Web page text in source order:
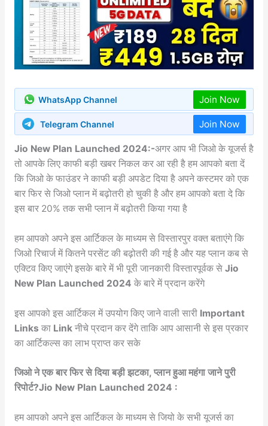
WhatsApp Channel Join Now
Telegram Channel Join Now
Jio New Plan Launched 2024:-अगर आप भी जिओ के यूजर्स है
तो आपके लिए काफी बड़ी खबर निकल कर आ रही है हम आपको बता दें
कि जिओ के फाउंडर ने काफी बड़ी अपडेट दिया है अपने कस्टमर को एक
बार फिर से जिओ प्लान में बढ़ोतरी हो चुकी है और हम आपको बता दे कि
इस बार 20% तक सभी प्लान में बढ़ोतरी किया गया है
हम आपको अपने इस आर्टिकल के माध्यम से विस्तारपुर वक्त बताएंगे कि
जिओ रिचार्ज में कितने परसेंट की बढ़ोतरी की गई है और यह प्लान कब से
एक्टिव किए जाएंगे इसके बारे में भी पूरी जानकारी विस्तारपूर्वक से Jio
New Plan Launched 2024 के बारे में प्रदान करेंगे
इस आपको इस आर्टिकल में उपयोग किए जाने वाली सारी Important
Links काLinkनीचे प्रदान कर देंगे ताकि आप आसानी से इस प्रकार
का आर्टिकल्स का लाभ प्राप्त कर सके
जिओ ने एक बार फिर से दिया बड़ी झटका, प्लान हुआ महंगा जाने पुरी
रिपोर्ट?Jio New Plan Launched 2024 :
हम आपको अपने इस आर्टिकल के माध्यम से जियो के सभी यूजर्स का